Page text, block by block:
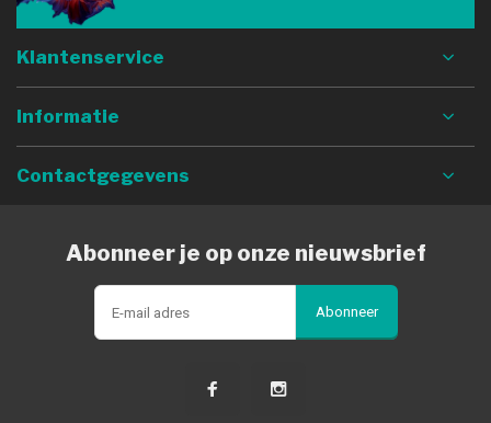
Klantenservice
Informatie
Contactgegevens
Abonneer je op onze nieuwsbrief
Abonneer